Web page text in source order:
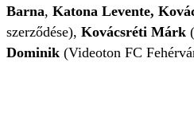
Barna, Katona Levente,
szerződése), Kovácsréti Márk
Dominik (Videoton FC